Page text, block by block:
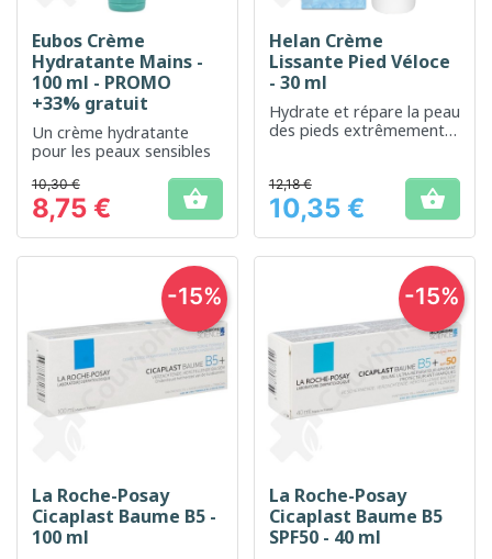
Eubos Crème
Hydratante Mains -
100 ml - PROMO
+33% gratuit
Un crème hydratante
pour les peaux sensibles
Prix
10,30 €
8,75 € 
Helan Crème
Lissante Pied Véloce
- 30 ml
Hydrate et répare la peau
des pieds extrêmement
Prix
12,18 €
10,35 € 
La Roche-Posay
Cicaplast Baume B5 -
100 ml
-15%
La Roche-Posay
Cicaplast Baume B5
SPF50 - 40 ml
-15%